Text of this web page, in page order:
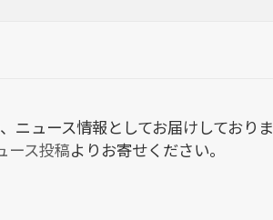
ュース情報としてお届けしておりま
ース投稿よりお寄せください。